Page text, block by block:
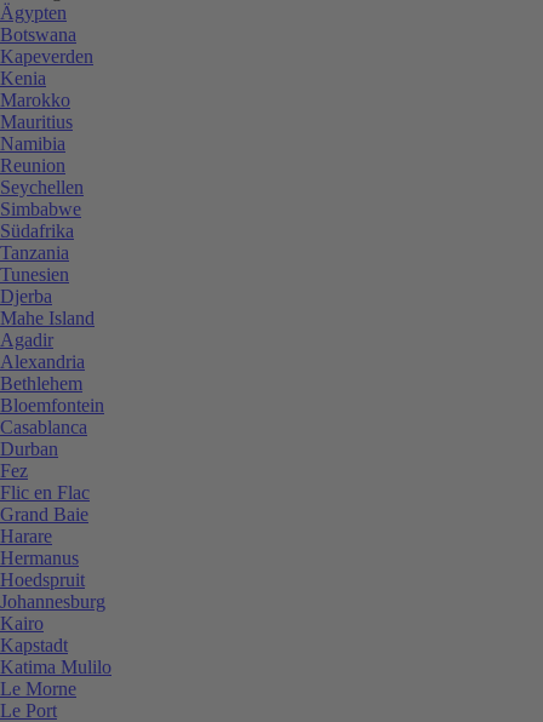
Ägypten
Botswana
Kapeverden
Kenia
Marokko
Mauritius
Namibia
Reunion
Seychellen
Simbabwe
Südafrika
Tanzania
Tunesien
Djerba
Mahe Island
Agadir
Alexandria
Bethlehem
Bloemfontein
Casablanca
Durban
Fez
Flic en Flac
Grand Baie
Harare
Hermanus
Hoedspruit
Johannesburg
Kairo
Kapstadt
Katima Mulilo
Le Morne
Le Port